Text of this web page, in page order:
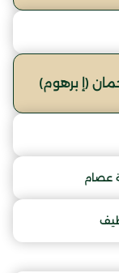
(إ برهوم)
عصام